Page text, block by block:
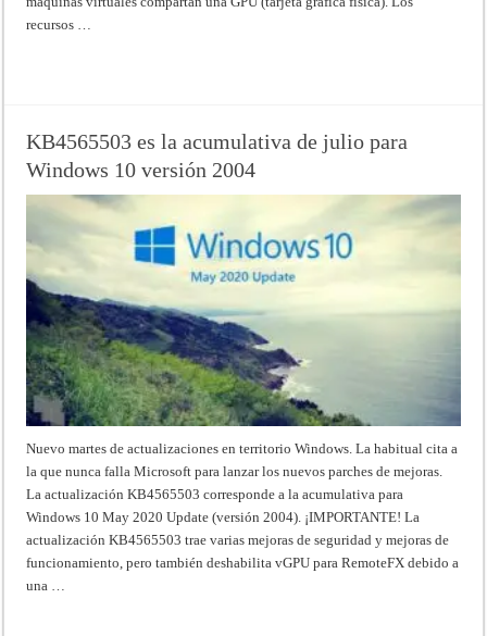
recursos …
KB4565503 es la acumulativa de julio para
Windows 10 versión 2004
Nuevo martes de actualizaciones en territorio Windows. La habitual cita a
la que nunca falla Microsoft para lanzar los nuevos parches de mejoras.
La actualización KB4565503 corresponde a la acumulativa para
Windows 10 May 2020 Update (versión 2004). ¡IMPORTANTE! La
actualización KB4565503 trae varias mejoras de seguridad y mejoras de
funcionamiento, pero también deshabilita vGPU para RemoteFX debido a
una …